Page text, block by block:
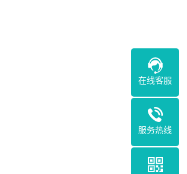
在线客服
服务热线